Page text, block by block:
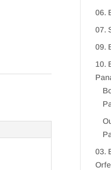
06.
07.
09.
10.
03.